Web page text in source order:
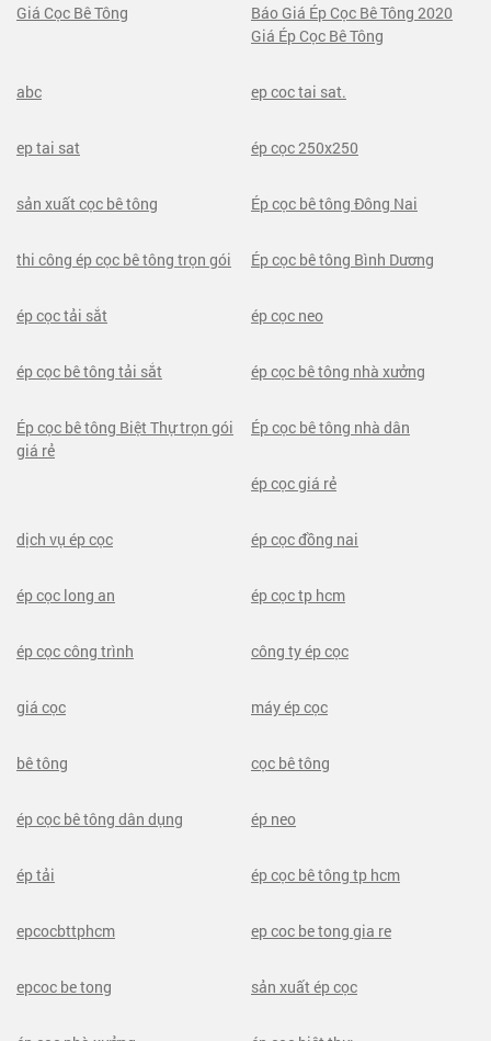
Giá Cọc Bê Tông
Báo Giá Ép Cọc Bê Tông 2020
Giá Ép Cọc Bê Tông
abc ep coc tai sat.
ep tai sat ép cọc 250x250
sản xuất cọc bê tông Ép cọc bê tông Đông Nai
thi công ép cọc bê tông trọn gói Ép cọc bê tông Bình Dương
ép cọc tải sắt ép cọc neo
ép cọc bê tông tải sắt ép cọc bê tông nhà xưởng
Ép cọc bê tông Biệt Thự trọn gói
giá rẻ
Ép cọc bê tông nhà dân
ép cọc giá rẻ
dịch vụ ép cọc ép cọc đồng nai
ép cọc long an ép cọc tp hcm
ép cọc công trình công ty ép cọc
giá cọc máy ép cọc
bê tông cọc bê tông
ép cọc bê tông dân dụng ép neo
ép tải ép cọc bê tông tp hcm
epcocbttphcm ep coc be tong gia re
epcoc be tong sản xuất ép cọc